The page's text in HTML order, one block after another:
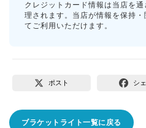
クレジットカード情報は当店を
理されます。当店が情報を保持
てご利用いただけます。
ポスト シ
ブラケットライト一覧に戻る